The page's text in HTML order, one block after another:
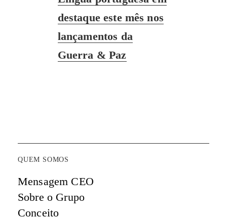
destaque este mês nos
lançamentos da
Guerra & Paz
QUEM SOMOS
Mensagem CEO
Sobre o Grupo
Conceito